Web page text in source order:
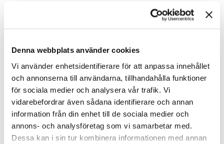
Denna webbplats använder cookies
Vi använder enhetsidentifierare för att anpassa innehållet
och annonserna till användarna, tillhandahålla funktioner
för sociala medier och analysera vår trafik. Vi
vidarebefordrar även sådana identifierare och annan
information från din enhet till de sociala medier och
annons- och analysföretag som vi samarbetar med.
Dessa kan i sin tur kombinera informationen med annan
som behövs och på sikt bygga upp den kunskap du behöver för
att hantera frågeställningar om du inte besitter kunskap från VA
tidigare.
Självklart är branschkompetens högt värderat men det är inte ett
måste. Vi söker främst en person som har rätt inställning till
På Ahlsell vill vi ha de bästa säljarna och vi kräver inte att du kan
allt om vår bransch, däremot förväntar vi oss att du är en stjärna
på service och kundbemötande. Du har ett naturligt och starkt